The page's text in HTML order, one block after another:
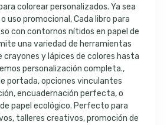
colorear personalizados. Ya sea
uso promocional, Cada libro para
con contornos nítidos en papel de
una variedad de herramientas
crayones y lápices de colores hasta
personalización completa.,
portada, opciones vinculantes
encuadernación perfecta, o
papel ecológico. Perfecto para
talleres creativos, promoción de